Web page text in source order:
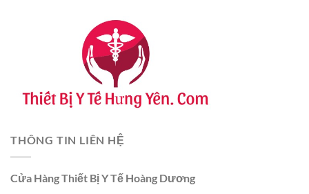
THÔNG TIN LIÊN HỆ
Cửa Hàng Thiết Bị Y Tế Hoàng Dương